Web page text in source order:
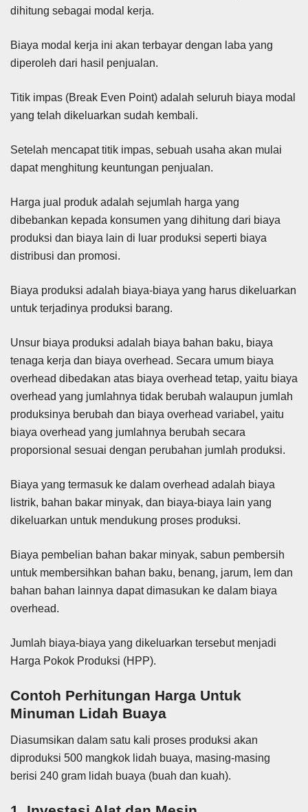
dihitung sebagai modal kerja.
Biaya modal kerja ini akan terbayar dengan laba yang
diperoleh dari hasil penjualan.
Titik impas (Break Even Point) adalah seluruh biaya modal
yang telah dikeluarkan sudah kembali.
Setelah mencapat titik impas, sebuah usaha akan mulai
dapat menghitung keuntungan penjualan.
Harga jual produk adalah sejumlah harga yang
dibebankan kepada konsumen yang dihitung dari biaya
produksi dan biaya lain di luar produksi seperti biaya
distribusi dan promosi.
Biaya produksi adalah biaya-biaya yang harus dikeluarkan
untuk terjadinya produksi barang.
Unsur biaya produksi adalah biaya bahan baku, biaya
tenaga kerja dan biaya overhead. Secara umum biaya
overhead dibedakan atas biaya overhead tetap, yaitu biaya
overhead yang jumlahnya tidak berubah walaupun jumlah
produksinya berubah dan biaya overhead variabel, yaitu
biaya overhead yang jumlahnya berubah secara
proporsional sesuai dengan perubahan jumlah produksi.
Biaya yang termasuk ke dalam overhead adalah biaya
listrik, bahan bakar minyak, dan biaya-biaya lain yang
dikeluarkan untuk mendukung proses produksi.
Biaya pembelian bahan bakar minyak, sabun pembersih
untuk membersihkan bahan baku, benang, jarum, lem dan
bahan bahan lainnya dapat dimasukan ke dalam biaya
overhead.
Jumlah biaya-biaya yang dikeluarkan tersebut menjadi
Harga Pokok Produksi (HPP).
Contoh Perhitungan Harga Untuk
Minuman Lidah Buaya
Diasumsikan dalam satu kali proses produksi akan
diproduksi 500 mangkok lidah buaya, masing-masing
berisi 240 gram lidah buaya (buah dan kuah).